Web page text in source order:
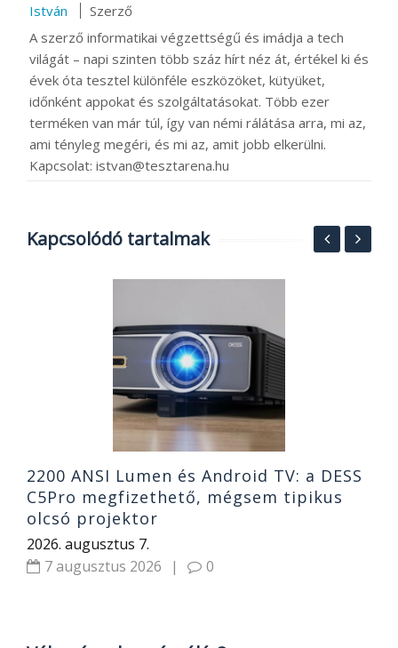
István
Szerző
A szerző informatikai végzettségű és imádja a tech
világát – napi szinten több száz hírt néz át, értékel ki és
évek óta tesztel különféle eszközöket, kütyüket,
időnként appokat és szolgáltatásokat. Több ezer
terméken van már túl, így van némi rálátása arra, mi az,
ami tényleg megéri, és mi az, amit jobb elkerülni.
Kapcsolat: istvan@tesztarena.hu
Kapcsolódó tartalmak
2200 ANSI Lumen és Android TV: a DESS
C5Pro megfizethető, mégsem tipikus
olcsó projektor
2026. augusztus 7.
7 augusztus 2026
| 0